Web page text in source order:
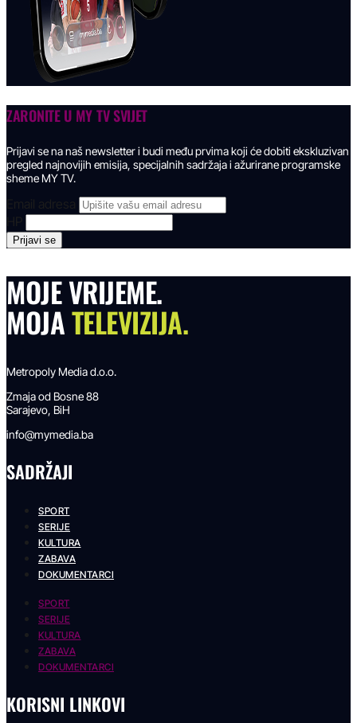
ZARONITE U MY TV SVIJET
Prijavi se na naš newsletter i budi među prvima koji će dobiti ekskluzivan
pregled najnovijih emisija, specijalnih sadržaja i ažurirane programske
sheme MY TV.
Email adresa
MOJE VRIJEME.
MOJATELEVIZIJA.
Metropoly Media d.o.o.
Zmaja od Bosne 88
Sarajevo, BiH
info@mymedia.ba
SADRŽAJI
SPORT
SERIJE
KULTURA
ZABAVA
DOKUMENTARCI
SPORT
SERIJE
KULTURA
ZABAVA
DOKUMENTARCI
KORISNI LINKOVI